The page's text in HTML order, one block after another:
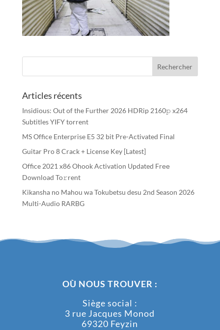
Articles récents
Insidious: Out of the Further 2026 HDRip 2160𝚙 x264
Subtitles YIFY torrent
MS Office Enterprise E5 32 bit Pre-Activated Final
Guitar Pro 8 Crack + License Key [Latest]
Office 2021 x86 Ohook Activation Updated Frее
Download To𝚛rent
Kikansha no Mahou wa Tokubetsu desu 2nd Season 2026
Multi-Audio RARBG
OÙ NOUS TROUVER :
Siège social :
3 rue Jacques Monod
69320 Feyzin